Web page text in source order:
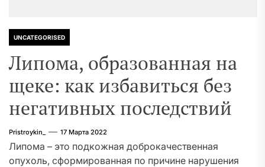
UNCATEGORISED
Липома, образованная на
щеке: как избавиться без
негативных последствий
Pristroykin_ 17 Марта 2022
Липома – это подкожная доброкачественная
опухоль, сформированная по причине нарушения